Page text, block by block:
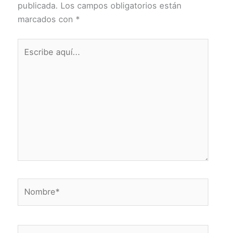
publicada. Los campos obligatorios están
marcados con *
aquí...